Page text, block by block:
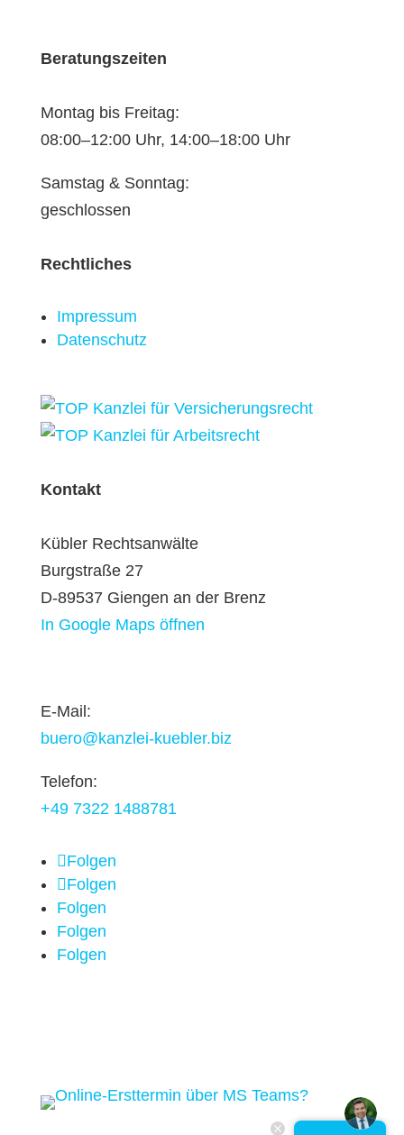
Beratungszeiten
Montag bis Freitag:
08:00–12:00 Uhr, 14:00–18:00 Uhr
Samstag & Sonntag:
geschlossen
Rechtliches
Impressum
Datenschutz
Kontakt
Kübler Rechtsanwälte
Burgstraße 27
D-89537 Giengen an der Brenz
In Google Maps öffnen
E-Mail:
buero@kanzlei-kuebler.biz
Telefon:
+49 7322 1488781
Folgen
Folgen
Folgen
Folgen
Folgen